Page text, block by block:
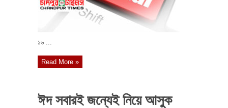
১৬ ...
Read More »
ঈদ সবারই জন্যেই নিয়ে আসুক